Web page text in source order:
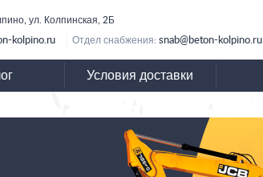
ул. Колпинская, 2Б
kolpino.ru Отдел снабжения: snab@beton-kolpino.ru
Условия доставки